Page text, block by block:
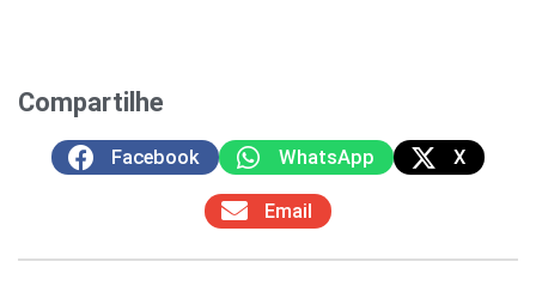
Compartilhe
Facebook WhatsApp X
Email